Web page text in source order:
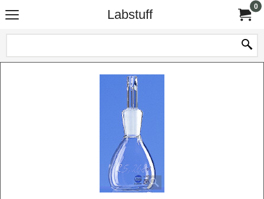
Labstuff
0